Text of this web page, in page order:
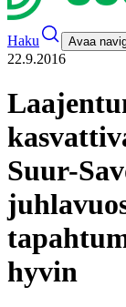
Haku Avaa
22.9.2016
Suur-
hyvin